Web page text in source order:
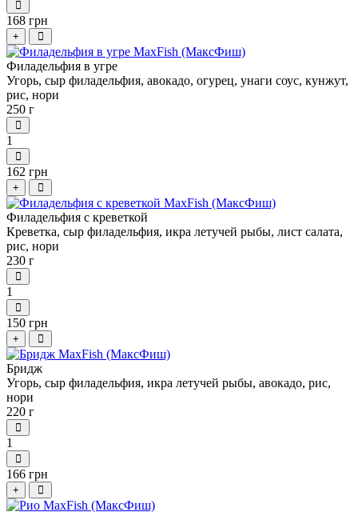
168 грн
+
Филадельфия в угре
Угорь, сыр филадельфия, авокадо, огурец, унаги соус, кунжут,
рис, нори
250 г
1
162 грн
+
Филадельфия с креветкой
Креветка, сыр филадельфия, икра летучей рыбы, лист салата,
рис, нори
230 г
1
150 грн
+
Бридж
Угорь, сыр филадельфия, икра летучей рыбы, авокадо, рис,
нори
220 г
1
166 грн
+